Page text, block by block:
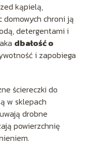
kąpielą,
chroni ją
detergentami i
dbałość o
i zapobiega
ściereczki do
w sklepach
drobne
powierzchnię